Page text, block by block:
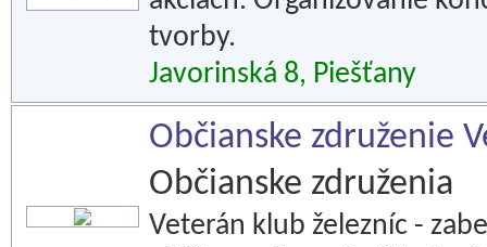
tvorby.
Javorinská 8, Piešťany
Občianske združenie
Občianske združenia
Veterán klub železníc -